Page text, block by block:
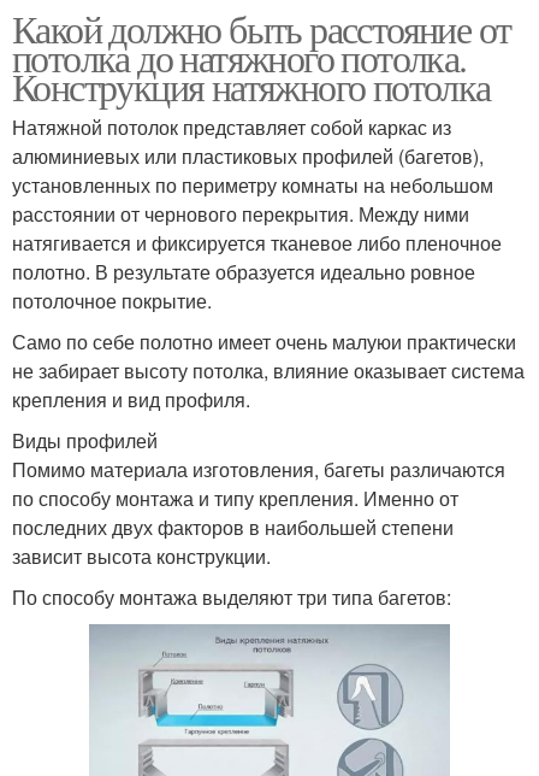
Какой должно быть расстояние от
потолка до натяжного потолка.
Конструкция натяжного потолка
Натяжной потолок представляет собой каркас из
алюминиевых или пластиковых профилей (багетов),
установленных по периметру комнаты на небольшом
расстоянии от чернового перекрытия. Между ними
натягивается и фиксируется тканевое либо пленочное
полотно. В результате образуется идеально ровное
потолочное покрытие.
Само по себе полотно имеет очень малуюи практически
не забирает высоту потолка, влияние оказывает система
крепления и вид профиля.
Виды профилей
Помимо материала изготовления, багеты различаются
по способу монтажа и типу крепления. Именно от
последних двух факторов в наибольшей степени
зависит высота конструкции.
По способу монтажа выделяют три типа багетов: